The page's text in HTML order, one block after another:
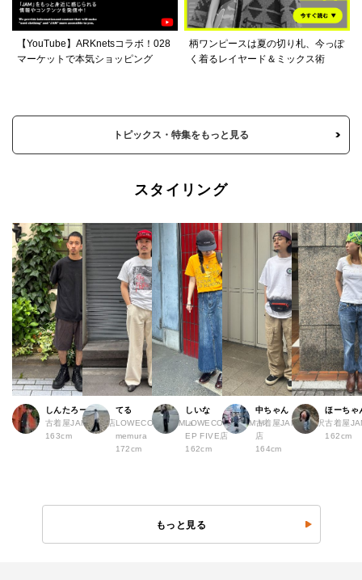
【YouTube】ARKnetsコラボ！028
マーケットで本気ショッピング
柄ワンピースは夏の切り札、今っぽ
く着るレイヤード＆ミックス術
トピックス・特集をもっと見る
スタイリング
しんたろー
古着屋JAM 仙台店
163cm
てる
LOWECO by JAM a
memura
172cm
しいな
LOWECO by JAM H
EP FIVE店
162cm
中ちゃん
古着屋JAM 下北沢
店
164cm
ほーちゃ
古着屋
162cm
もっと見る